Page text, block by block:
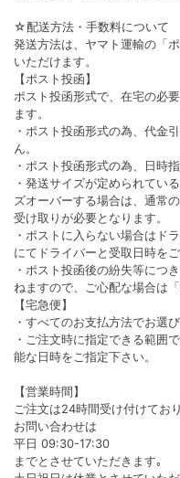
☆配送方法・手数料について
発送方法は、ヤマト運輸の「
いただけます。
【ポスト投函】
ポスト投函形式で、在宅の必
ます。
・ポスト投函形式の為、代金
ん。
・ポスト投函形式の為、日時
・発送サイズが定められてい
ズオーバーする場合は、通常
受け取りが必要となります。
・ポストに入らない場合はド
にてドライバーと受取日時をご
・ポスト投函後の紛失等につ
ねますので、ご心配な場合は
【宅急便】
・すべてのお支払方法でお選
・ご注文時に指定できる範囲
能な日時をご指定下さい。
【営業時間】
ご注文は24時間受け付けており
お問い合わせは
平日 09:30-17:30
までとさせていただきます｡